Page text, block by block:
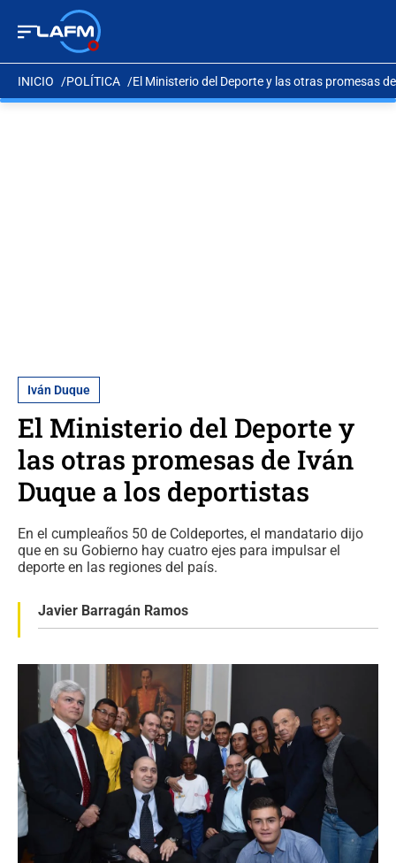
INICIO POLÍTICA El Ministerio del Deporte y las otras promesas
Iván Duque
El Ministerio del Deporte y
las otras promesas de Iván
Duque a los deportistas
En el cumpleaños 50 de Coldeportes, el mandatario dijo
que en su Gobierno hay cuatro ejes para impulsar el
deporte en las regiones del país.
Javier Barragán Ramos